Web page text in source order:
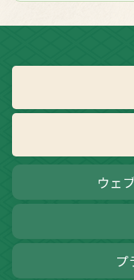
ウェ
プ